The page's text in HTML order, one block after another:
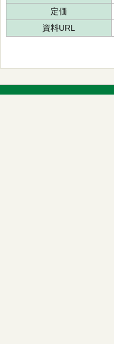
定価
資料URL